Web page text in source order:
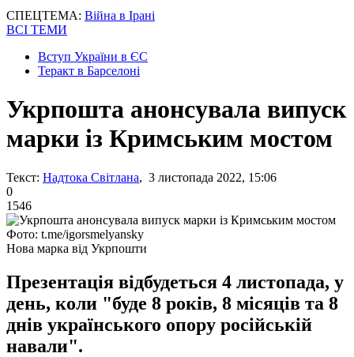
СПЕЦТЕМА: Війна в Ірані
ВСІ ТЕМИ
Вступ України в ЄС
Теракт в Барселоні
Укрпошта анонсувала випуск
марки із Кримським мостом
Текст: Надтока Світлана, 3 листопада 2022, 15:06
0
1546
Фото: t.me/igorsmelyansky
Нова марка від Укрпошти
Презентація відбудеться 4 листопада, у
день, коли "буде 8 років, 8 місяців та 8
днів українського опору російській
навали".